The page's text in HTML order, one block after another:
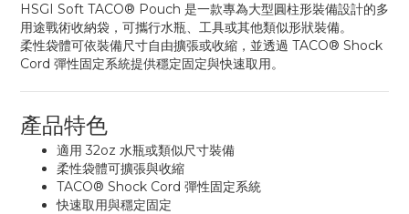
HSGI Soft TACO® Pouch 是一款專為大型圓柱形裝備設計的多
用途戰術收納袋，可攜行水瓶、工具或其他類似形狀裝備。
柔性袋體可依裝備尺寸自由擴張或收縮，並透過 TACO® Shock
Cord 彈性固定系統提供穩定固定與快速取用。
產品特色
適用 32oz 水瓶或類似尺寸裝備
柔性袋體可擴張與收縮
TACO® Shock Cord 彈性固定系統
快速取用與穩定固定